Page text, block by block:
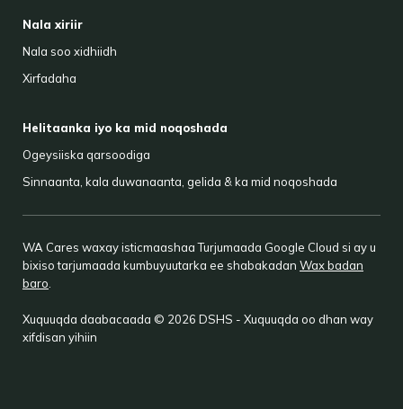
Nala xiriir
Nala soo xidhiidh
Xirfadaha
Helitaanka iyo ka mid noqoshada
Ogeysiiska qarsoodiga
Sinnaanta, kala duwanaanta, gelida & ka mid noqoshada
WA Cares waxay isticmaashaa Turjumaada Google Cloud si ay u
bixiso tarjumaada kumbuyuutarka ee shabakadan Wax badan
baro
Xuquuqda daabacaada © 2026 DSHS - Xuquuqda oo dhan way
xifdisan yihiin